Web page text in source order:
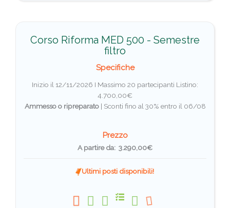
Corso Riforma MED 500 - Semestre
filtro
Specifiche
Inizio il 12/11/2026 I Massimo 20 partecipanti Listino:
4.700,00€
Ammesso o ripreparato| Sconti fino al 30% entro il 06/08
Prezzo
A partire da: 3.290,00€
Ultimi posti disponibili!